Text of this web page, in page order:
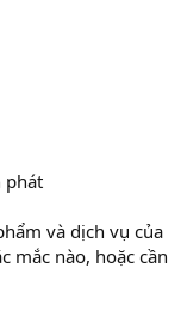
phát
và dịch vụ của
mắc nào, hoặc cần